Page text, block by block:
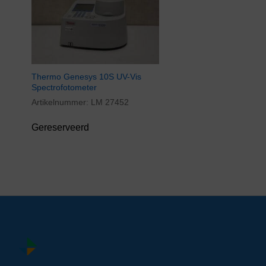
Thermo Genesys 10S UV-Vis
Spectrofotometer
Artikelnummer: LM 27452
Gereserveerd